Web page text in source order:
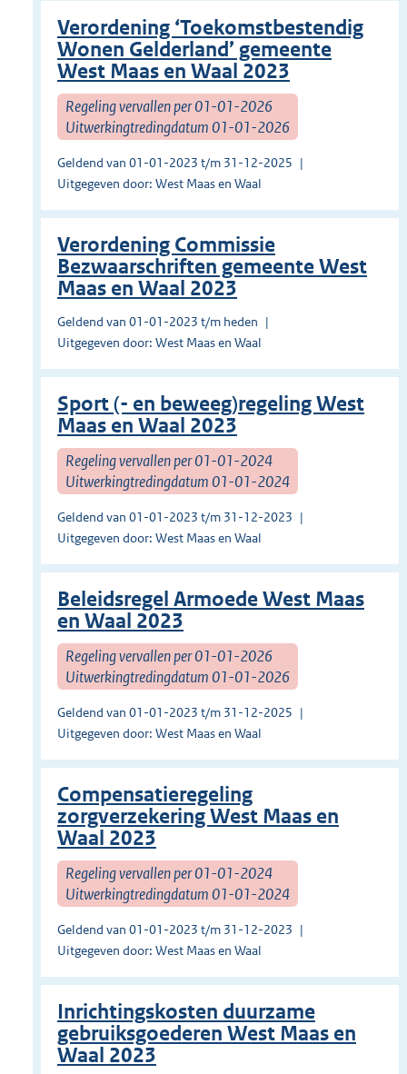
Verordening ‘Toekomstbestendig
Wonen Gelderland’ gemeente
West Maas en Waal 2023
Regeling vervallen per 01-01-2026
Uitwerkingtredingdatum 01-01-2026
Geldend van 01-01-2023 t/m 31-12-2025
Uitgegeven door: West Maas en Waal
Verordening Commissie
Bezwaarschriften gemeente West
Maas en Waal 2023
Geldend van 01-01-2023 t/m heden
Uitgegeven door: West Maas en Waal
Sport (- en beweeg)regeling West
Maas en Waal 2023
Regeling vervallen per 01-01-2024
Uitwerkingtredingdatum 01-01-2024
Geldend van 01-01-2023 t/m 31-12-2023
Uitgegeven door: West Maas en Waal
Beleidsregel Armoede West Maas
en Waal 2023
Regeling vervallen per 01-01-2026
Uitwerkingtredingdatum 01-01-2026
Geldend van 01-01-2023 t/m 31-12-2025
Uitgegeven door: West Maas en Waal
Compensatieregeling
zorgverzekering West Maas en
Waal 2023
Regeling vervallen per 01-01-2024
Uitwerkingtredingdatum 01-01-2024
Geldend van 01-01-2023 t/m 31-12-2023
Uitgegeven door: West Maas en Waal
Inrichtingskosten duurzame
gebruiksgoederen West Maas en
Waal 2023